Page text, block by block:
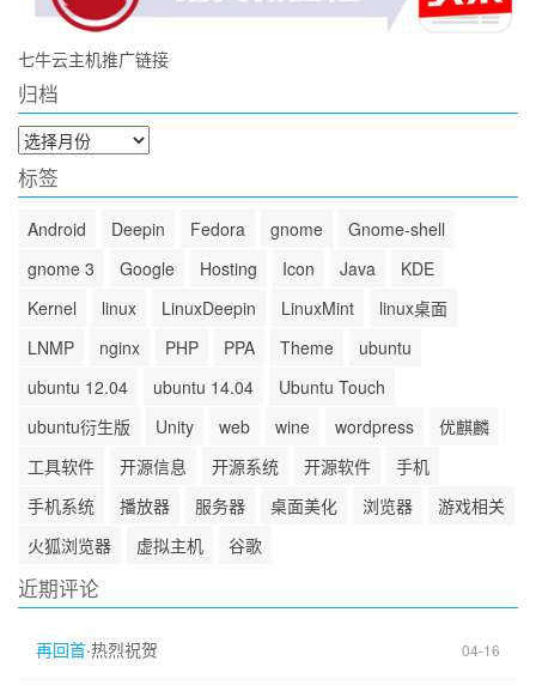
七牛云主机推广链接
归档
归
档
标签
Android Deepin Fedora gnome
Gnome-shell
gnome 3
Google Hosting Icon Java
KDE
Kernel
linux LinuxDeepin LinuxMint
linux桌面
LNMP
nginx PHP PPA Theme
ubuntu
ubuntu 12.04
ubuntu 14.04
Ubuntu Touch
ubuntu衍生版
Unity web wine wordpress
优麒麟
工具软件
开源信息 开源系统 开源软件
手机
手机系统
播放器 服务器 桌面美化 浏览器
游戏相关
火狐浏览器
虚拟主机 谷歌
近期评论
再回首·热烈祝贺 04-16